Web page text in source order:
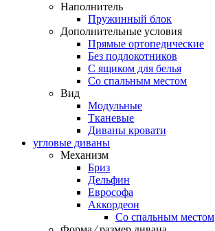
Наполнитель
Пружинный блок
Дополнительные условия
Прямые ортопедические
Без подлокотников
С ящиком для белья
Со спальным местом
Вид
Модульные
Тканевые
Диваны кровати
угловые диваны
Механизм
Бриз
Дельфин
Еврософа
Аккордеон
Со спальным местом